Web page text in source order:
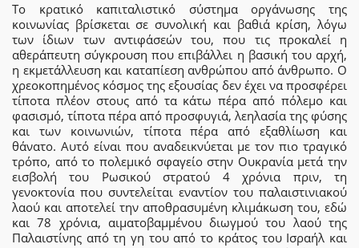
Το κρατικό καπιταλιστικό σύστημα οργάνωσης της
κοινωνίας βρίσκεται σε συνολική και βαθιά κρίση, λόγω
των ίδιων των αντιφάσεών του, που τις προκαλεί η
αθεράπευτη σύγκρουση που επιβάλλει η βασική του αρχή,
η εκμετάλλευση και καταπίεση ανθρώπου από άνθρωπο. Ο
χρεοκοπημένος κόσμος της εξουσίας δεν έχει να προσφέρει
τίποτα πλέον στους από τα κάτω πέρα από πόλεμο και
φασισμό, τίποτα πέρα από προσφυγιά, λεηλασία της φύσης
και των κοινωνιών, τίποτα πέρα από εξαθλίωση και
θάνατο. Αυτό είναι που αναδεικνύεται με τον πιο τραγικό
τρόπο, από το πολεμικό σφαγείο στην Ουκρανία μετά την
εισβολή του Ρωσικού στρατού 4 χρόνια πριν, τη
γενοκτονία που συντελείται εναντίον του παλαιστινιακού
λαού και αποτελεί την αποθρασυμένη κλιμάκωση του, εδώ
και 78 χρόνια, αιματοβαμμένου διωγμού του λαού της
Παλαιστίνης από τη γη του από το κράτος του Ισραήλ και